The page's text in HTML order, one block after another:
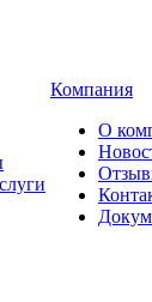
Компания
О